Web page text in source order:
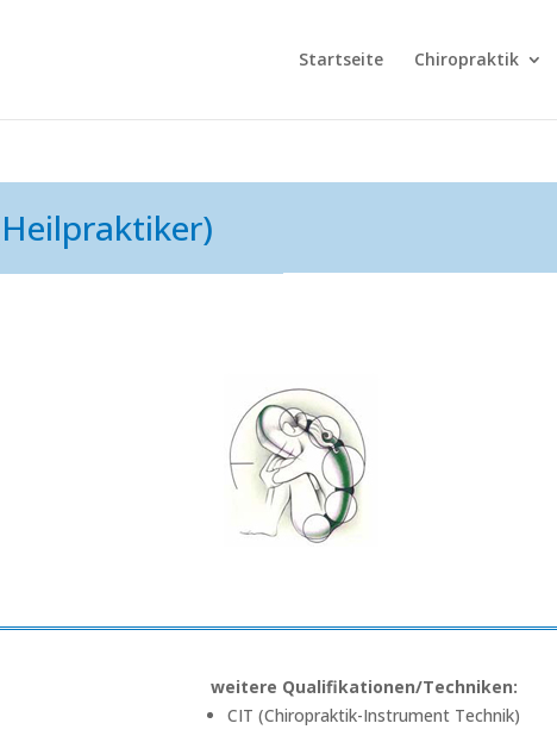
Startseite Chiropraktik
weitere Qualifikationen/Techniken:
CIT (Chiropraktik-Instrument Technik)